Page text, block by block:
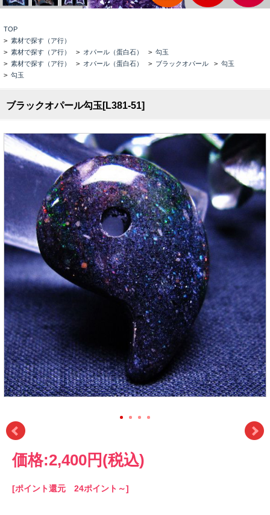
TOP
> 素材で探す（ア行）
> 素材で探す（ア行） > オパール（蛋白石） > 勾玉
> 素材で探す（ア行） > オパール（蛋白石） > ブラックオパール > 勾玉
> 勾玉
ブラックオパール勾玉[L381-51]
価格:2,400円 (税込)
[ポイント還元 24ポイント～]